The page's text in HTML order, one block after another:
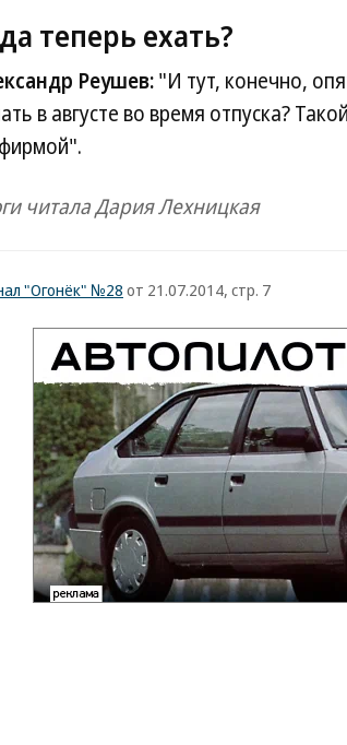
теперь ехать?
Реушев:"И тут, конечно,
в августе во время отпуска?
читала Дария Лехницкая
"Огонёк" №28 от 21.07.2014, стр. 7